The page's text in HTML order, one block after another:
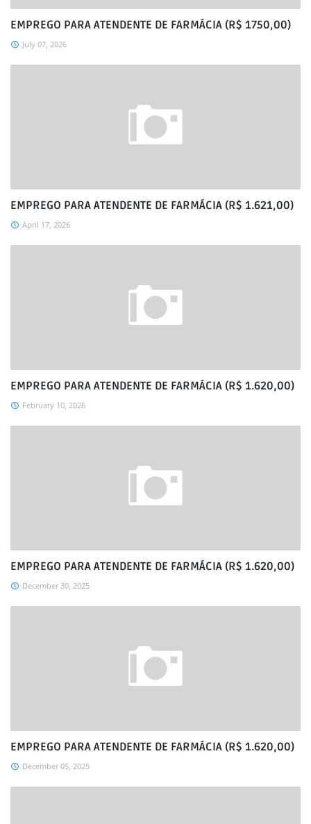
EMPREGO PARA ATENDENTE DE FARMÁCIA (R$ 1750,00)
July 07, 2026
EMPREGO PARA ATENDENTE DE FARMÁCIA (R$ 1.621,00)
April 17, 2026
EMPREGO PARA ATENDENTE DE FARMÁCIA (R$ 1.620,00)
February 10, 2026
EMPREGO PARA ATENDENTE DE FARMÁCIA (R$ 1.620,00)
December 30, 2025
EMPREGO PARA ATENDENTE DE FARMÁCIA (R$ 1.620,00)
December 05, 2025